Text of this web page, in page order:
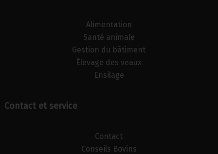
Alimentation
Santé animale
Gestion du bâtiment
Élevage des veaux
Ensilage
Contact et service
Contact
Conseils Bovins